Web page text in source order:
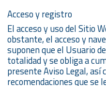
Acceso y registro
El acceso y uso del Sitio
obstante, el acceso y
suponen que el Usuario
totalidad y se obliga a
presente Aviso Legal, así
recomendaciones que se